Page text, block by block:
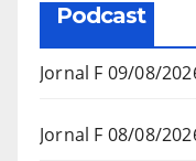
Podcast
Jornal F 09/08/
Jornal F 08/08/